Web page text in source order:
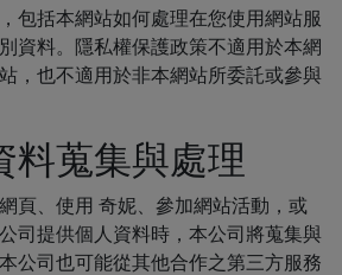
包括本網站如何處理在您使用網站服
資料。隱私權保護政策不適用於本網
，也不適用於非本網站所委託或參與
料蒐集與處理
頁、使用 奇妮、參加網站活動，或
司提供個人資料時，本公司將蒐集與
公司也可能從其他合作之第三方服務